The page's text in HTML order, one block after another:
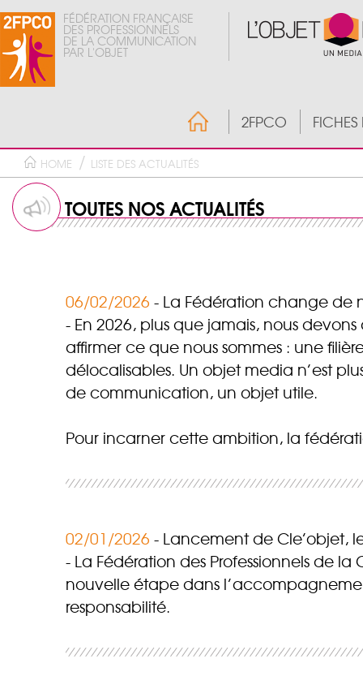
FÉDÉRATION FRANÇAISE
DES PROFESSIONNELS
DE LA COMMUNICATION
PAR L'OBJET
2FPCO
HOME LISTE DES ACTUALITÉS
TOUTES NOS ACTUALITÉS
06/02/2026
La Fédération change de
En 2026, plus que jamais, nous
affirmer ce que nous sommes : une
délocalisables. Un objet media n’est
de communication, un objet utile.
Pour incarner cette ambition, la
02/01/2026
Lancement de Cle’objet,
La Fédération des Professionnels de
nouvelle étape dans
responsabilité.